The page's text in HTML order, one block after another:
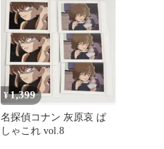
¥1,399
名探偵コナン 灰原哀 ぱ
しゃこれ vol.8